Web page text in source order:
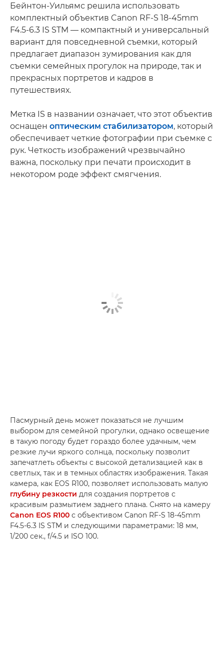
Бейнтон-Уильямс решила использовать
комплектный объектив Canon RF-S 18-45mm
F4.5-6.3 IS STM — компактный и универсальный
вариант для повседневной съемки, который
предлагает диапазон зумирования как для
съемки семейных прогулок на природе, так и
прекрасных портретов и кадров в
путешествиях.
Метка IS в названии означает, что этот объектив
оснащен оптическим стабилизатором, который
обеспечивает четкие фотографии при съемке с
рук. Четкость изображений чрезвычайно
важна, поскольку при печати происходит в
некотором роде эффект смягчения.
Пасмурный день может показаться не лучшим
выбором для семейной прогулки, однако освещение
в такую погоду будет гораздо более удачным, чем
резкие лучи яркого солнца, поскольку позволит
запечатлеть объекты с высокой детализацией как в
светлых, так и в темных областях изображения. Такая
камера, как EOS R100, позволяет использовать малую
глубину резкости для создания портретов с
красивым размытием заднего плана. Снято на камеру
Canon EOS R100 с объективом Canon RF-S 18-45mm
F4.5-6.3 IS STM и следующими параметрами: 18 мм,
1/200 сек., f/4.5 и ISO 100.